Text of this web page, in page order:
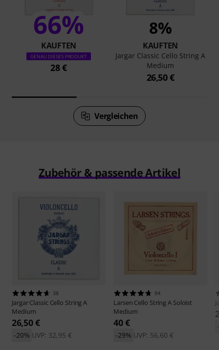
66%
KAUFTEN
GENAU DIESES PRODUKT
28 €
8%
KAUFTEN
Jargar Classic Cello String A
Medium
26,50 €
Vergleichen
Zubehör & passende Artikel
38
JargarClassic Cello String A
Medium
26,50 €
UVP: 32,95 €
-20%
94
Larsen Cello String A Soloist
Medium
40 €
UVP: 56,60 €
-29%